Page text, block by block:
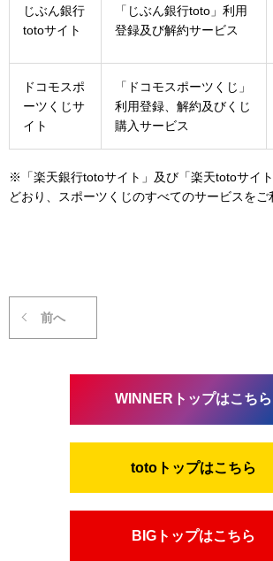
じぶん銀行
totoサイト
「じぶん銀行toto」利用
登録及び解約サービス
ドコモスポ
ーツくじサ
イト
「ドコモスポーツくじ」
利用登録、解約及びくじ
購入サービス
※「楽天銀行totoサイト」及び「楽天totoサイ
どおり、スポーツくじのすべてのサービスをご
前へ
WINNERトップはこちら
totoトップはこちら
BIGトップはこちら